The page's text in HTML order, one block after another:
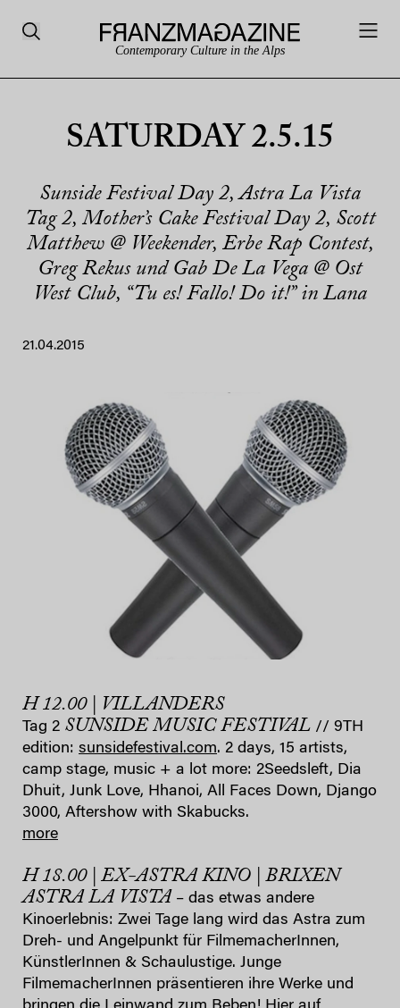
Contemporary Culture in the Alps
SATURDAY 2.5.15
Sunside Festival Day 2, Astra La Vista
Tag 2, Mother’s Cake Festival Day 2, Scott
Matthew @ Weekender, Erbe Rap Contest,
Greg Rekus und Gab De La Vega @ Ost
West Club, “Tu es! Fallo! Do it!” in Lana
21.04.2015
H 12.00 | VILLANDERS
Tag 2 SUNSIDE MUSIC FESTIVAL // 9TH
edition: sunsidefestival.com. 2 days, 15 artists,
camp stage, music + a lot more: 2Seedsleft, Dia
Dhuit, Junk Love, Hhanoi, All Faces Down, Django
3000, Aftershow with Skabucks.
more
H 18.00 | EX-ASTRA KINO | BRIXEN
ASTRA LA VISTA – das etwas andere
Kinoerlebnis: Zwei Tage lang wird das Astra zum
Dreh- und Angelpunkt für FilmemacherInnen,
KünstlerInnen & Schaulustige. Junge
FilmemacherInnen präsentieren ihre Werke und